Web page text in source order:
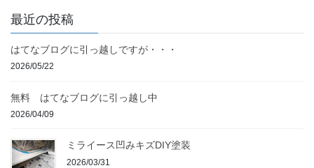
最近の投稿
はてなブログに引っ越しですが・・・
2026/05/22
無料 はてなブログに引っ越し中
2026/04/09
ミライース凹みキズDIY塗装
2026/03/31